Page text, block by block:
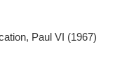
Paul VI (1967)